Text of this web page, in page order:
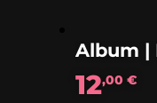
Album |
12,00€